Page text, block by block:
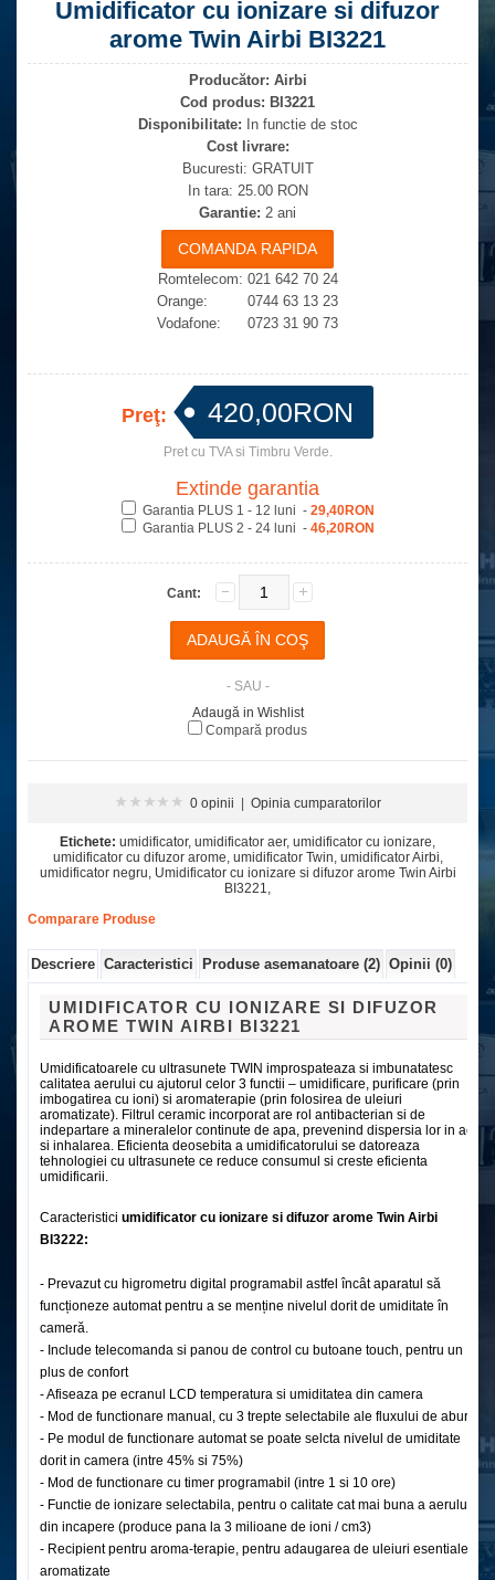
Umidificator cu ionizare si difuzor
arome Twin Airbi BI3221
Producător: Airbi
Cod produs: BI3221
Disponibilitate: In functie de stoc
Cost livrare:
Bucuresti: GRATUIT
In tara: 25.00 RON
Garantie: 2 ani
Romtelecom: 021 642 70 24
Orange: 0744 63 13 23
Vodafone: 0723 31 90 73
Preţ: 420,00RON
Pret cu TVA si Timbru Verde.
Extinde garantia
Garantia PLUS 1 - 12 luni - 29,40RON
Garantia PLUS 2 - 24 luni - 46,20RON
Cant:
- SAU -
Adaugă in Wishlist
Compară produs
0 opinii Opinia cumparatorilor
Etichete: umidificator, umidificator aer, umidificator cu ionizare,
umidificator cu difuzor arome, umidificator Twin, umidificator Airbi,
umidificator negru, Umidificator cu ionizare si difuzor arome Twin Airbi
BI3221,
Comparare Produse
Descriere Caracteristici Produse asemanatoare (2) Opinii (0)
UMIDIFICATOR CU IONIZARE SI DIFUZOR
AROME TWIN AIRBI BI3221
Umidificatoarele cu ultrasunete TWIN improspateaza si imbunatatesc
calitatea aerului cu ajutorul celor 3 functii – umidificare, purificare (prin
imbogatirea cu ioni) si aromaterapie (prin folosirea de uleiuri
aromatizate). Filtrul ceramic incorporat are rol antibacterian si de
indepartare a mineralelor continute de apa, prevenind dispersia lor in aer
si inhalarea. Eficienta deosebita a umidificatorului se datoreaza
tehnologiei cu ultrasunete ce reduce consumul si creste eficienta
umidificarii.
Caracteristici umidificator cu ionizare si difuzor arome Twin Airbi
BI3222:
- Prevazut cu higrometru digital programabil astfel încât aparatul să
funcționeze automat pentru a se menține nivelul dorit de umiditate în
cameră.
- Include telecomanda si panou de control cu butoane touch, pentru un
plus de confort
- Afiseaza pe ecranul LCD temperatura si umiditatea din camera
- Mod de functionare manual, cu 3 trepte selectabile ale fluxului de aburi
- Pe modul de functionare automat se poate selcta nivelul de umiditate
dorit in camera (intre 45% si 75%)
- Mod de functionare cu timer programabil (intre 1 si 10 ore)
- Functie de ionizare selectabila, pentru o calitate cat mai buna a aerului
din incapere (produce pana la 3 milioane de ioni / cm3)
- Recipient pentru aroma-terapie, pentru adaugarea de uleiuri esentiale
aromatizate